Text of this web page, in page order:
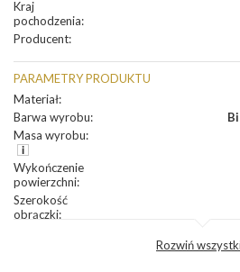
Kraj
pochodzenia:
Producent:
PARAMETRY PRODUKTU
Materiał:
Barwa wyrobu:
Masa wyrobu:
Wykończenie
powierzchni:
Szerokość
obrączki:
Rozwiń